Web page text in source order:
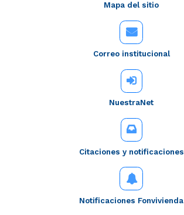
Mapa del sitio
Correo institucional
NuestraNet
Citaciones y notificaciones
Notificaciones Fonvivienda